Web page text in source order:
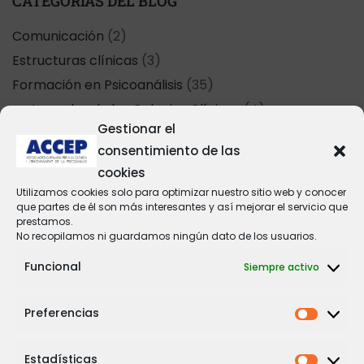
Gestionar el
consentimiento de las
cookies
Utilizamos cookies solo para optimizar nuestro sitio web y conocer
que partes de él son más interesantes y así mejorar el servicio que
prestamos.
No recopilamos ni guardamos ningún dato de los usuarios.
Funcional Siempre activo
Preferencias
Estadísticas
Comunicación (2)
Estructuras clínicas (3)
Formación en Psicoanálisis (35)
Jornadas de los Colegios Clínicos(4)
Lengua y comunicación (1)
Política y Psicoanálisis(8)
Uncategorized(3)
NAVEGA POR LAS ETIQUETAS DEL BLOG
acting out(1) alumnos comunicación (2)
formación permanente (4) Gema